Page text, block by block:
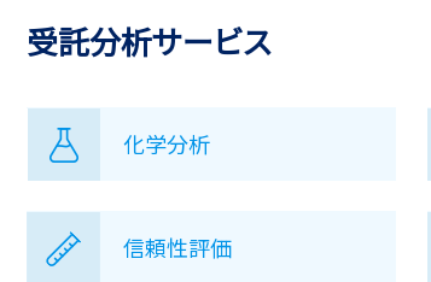
受託分析サービス
化学分析
信頼性評価